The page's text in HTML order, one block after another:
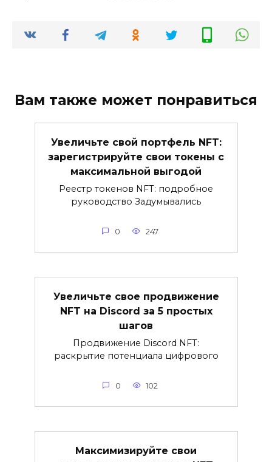
Вам также может понравиться
Увеличьте свой портфель NFT:
зарегистрируйте свои токены с
максимальной выгодой
Реестр токенов NFT: подробное
руководство Задумывались
0 247
Увеличьте свое продвижение
NFT на Discord за 5 простых
шагов
Продвижение Discord NFT:
раскрытие потенциала цифрового
0 102
Максимизируйте свои